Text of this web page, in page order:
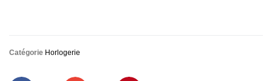
Catégorie Horlogerie